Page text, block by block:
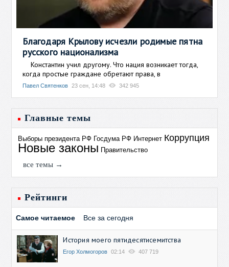
Благодаря Крылову исчезли родимые пятна
русского национализма
Константин учил другому. Что нация возникает тогда,
когда простые граждане обретают права, в
Павел Святенков 23 сен, 14:48 342 945
Главные темы
Выборы президента РФ Госдума РФ Интернет Коррупция
Новые законы Правительство
все темы →
Рейтинги
Самое читаемое Все за сегодня
История моего пятидесятисемитства
Егор Холмогоров 02:14 407 719